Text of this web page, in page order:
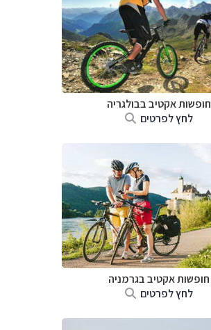
חופשות אקטיב בבולגריה
לחץ לפרטים
חופשות אקטיב בגרמניה
לחץ לפרטים